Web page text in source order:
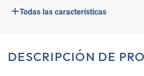
Todas las características
DESCRIPCIÓN DE